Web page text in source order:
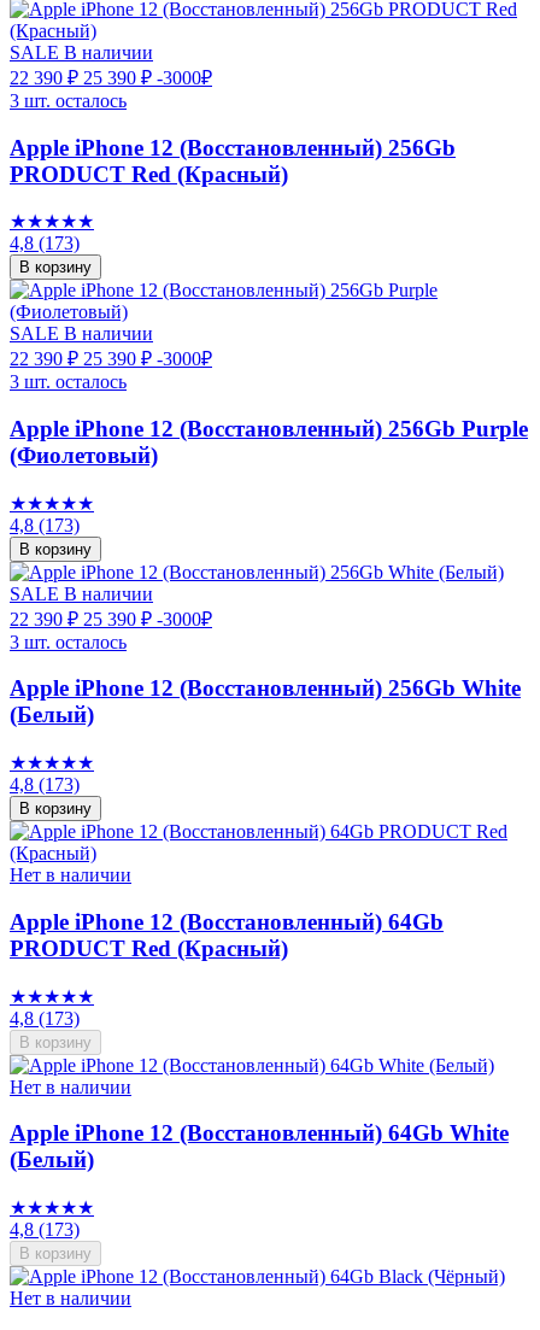
SALE В наличии
22 390 ₽ 25 390 ₽ -3000₽
3 шт. осталось
Apple iPhone 12 (Восстановленный) 256Gb
PRODUCT Red (Красный)
★★★★★
4,8 (173)
В корзину
SALE В наличии
22 390 ₽ 25 390 ₽ -3000₽
3 шт. осталось
Apple iPhone 12 (Восстановленный) 256Gb Purple
(Фиолетовый)
★★★★★
4,8 (173)
В корзину
SALE В наличии
22 390 ₽ 25 390 ₽ -3000₽
3 шт. осталось
Apple iPhone 12 (Восстановленный) 256Gb White
(Белый)
★★★★★
4,8 (173)
В корзину
Нет в наличии
Apple iPhone 12 (Восстановленный) 64Gb
PRODUCT Red (Красный)
★★★★★
4,8 (173)
В корзину
Нет в наличии
Apple iPhone 12 (Восстановленный) 64Gb White
(Белый)
★★★★★
4,8 (173)
В корзину
Нет в наличии